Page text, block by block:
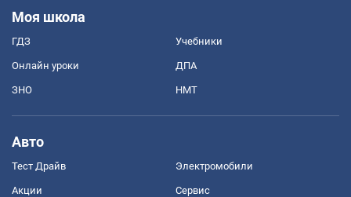
Моя школа
ГДЗ Учебники
Онлайн уроки ДПА
ЗНО НМТ
Авто
Тест Драйв Электромобили
Акции Сервис